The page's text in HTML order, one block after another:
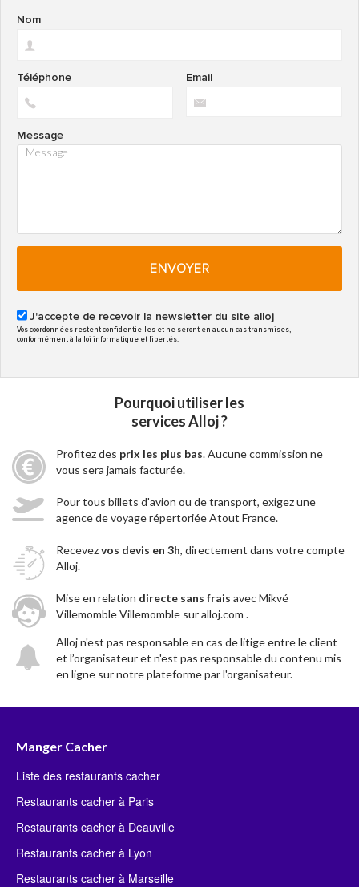
Nom
Email
Téléphone
Message
ENVOYER
J'accepte de recevoir la newsletter du site alloj
Vos coordonnées restent confidentielles et ne seront en aucun cas transmises,
conformément à la loi informatique et libertés.
Pourquoi utiliser les
services Alloj ?
Profitez des prix les plus bas. Aucune commission ne
vous sera jamais facturée.
Pour tous billets d'avion ou de transport, exigez une
agence de voyage répertoriée Atout France.
Recevezvos devis en 3h, directement dans votre compte
Alloj.
Mise en relation directe sans frais avec Mikvé
Villemomble Villemomble sur alloj.com .
Alloj n'est pas responsable en cas de litige entre le client
et l’organisateur et n'est pas responsable du contenu mis
en ligne sur notre plateforme par l'organisateur.
Manger Cacher
Liste des restaurants cacher
Restaurants cacher à Paris
Restaurants cacher à Deauville
Restaurants cacher à Lyon
Restaurants cacher à Marseille